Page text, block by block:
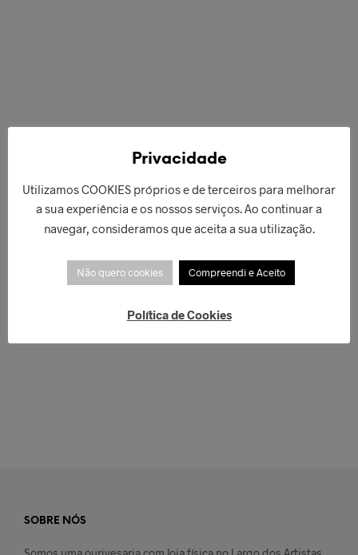
SOBRE NÓS
Privacidade
Utilizamos COOKIES próprios e de terceiros para melhorar
a sua experiência e os nossos serviços. Ao continuar a
navegar, consideramos que aceita a sua utilização.
Não quero cookies Compreendi e Aceito
Política de Cookies